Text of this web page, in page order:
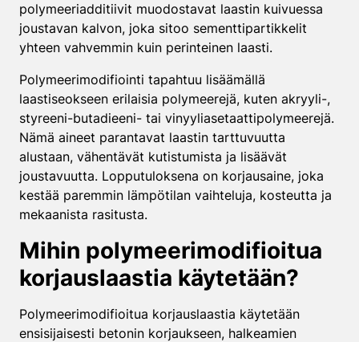
polymeeriadditiivit muodostavat laastin kuivuessa
joustavan kalvon, joka sitoo sementtipartikkelit
yhteen vahvemmin kuin perinteinen laasti.
Polymeerimodifiointi tapahtuu lisäämällä
laastiseokseen erilaisia polymeerejä, kuten akryyli-,
styreeni-butadieeni- tai vinyyliasetaattipolymeerejä.
Nämä aineet parantavat laastin tarttuvuutta
alustaan, vähentävät kutistumista ja lisäävät
joustavuutta. Lopputuloksena on korjausaine, joka
kestää paremmin lämpötilan vaihteluja, kosteutta ja
mekaanista rasitusta.
Mihin polymeerimodifioitua
korjauslaastia käytetään?
Polymeerimodifioitua korjauslaastia käytetään
ensisijaisesti betonin korjaukseen, halkeamien